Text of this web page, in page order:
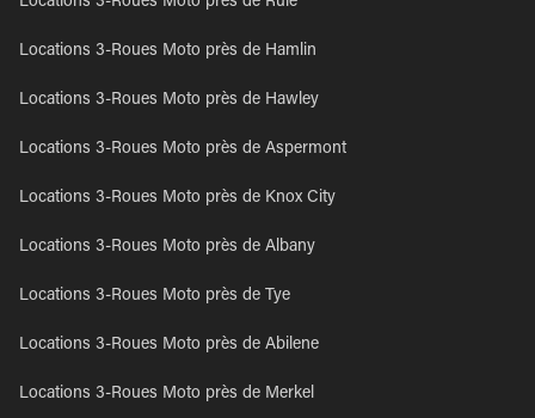
Locations 3-Roues Moto près de Hamlin
Locations 3-Roues Moto près de Hawley
Locations 3-Roues Moto près de Aspermont
Locations 3-Roues Moto près de Knox City
Locations 3-Roues Moto près de Albany
Locations 3-Roues Moto près de Tye
Locations 3-Roues Moto près de Abilene
Locations 3-Roues Moto près de Merkel